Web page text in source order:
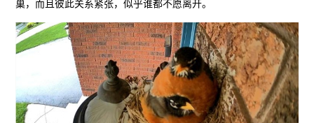
巢，而且彼此关系紧张，似乎谁都不愿离开。